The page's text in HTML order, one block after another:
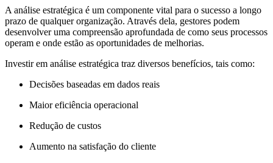
A análise estratégica é um componente vital para o sucesso a longo
prazo de qualquer organização. Através dela, gestores podem
desenvolver uma compreensão aprofundada de como seus processos
operam e onde estão as oportunidades de melhorias.
Investir em análise estratégica traz diversos benefícios, tais como:
Decisões baseadas em dados reais
Maior eficiência operacional
Redução de custos
Aumento na satisfação do cliente